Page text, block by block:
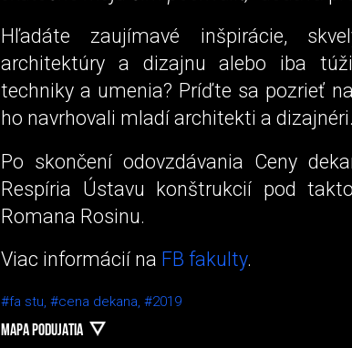
Hľadáte zaujímavé inšpirácie,
architektúry a dizajnu alebo iba
techniky a umenia? Príďte sa pozrieť
ho navrhovali mladí architekti a dizajnéri.
Po skončení odovzdávania Ceny
Respíria Ústavu konštrukcií pod
Romana Rosinu.
Viac informácií na FB fakulty.
#fa stu, #cena dekana, #2019
MAPA PODUJATIA